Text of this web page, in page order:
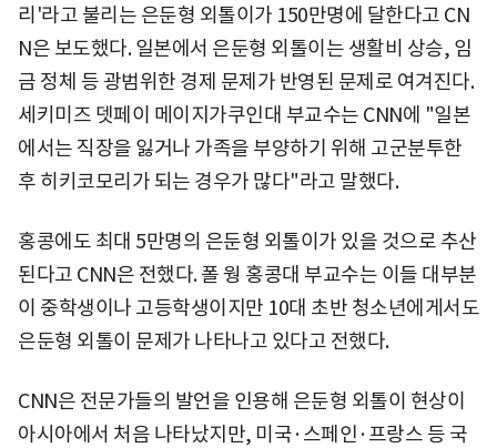
리'라고 불리는 은둔형 외톨이가 150만명에 달한다고 CN
N은 보도했다. 일본에서 은둔형 외톨이는 생활비 상승, 임
금 정체 등 광범위한 경제 문제가 반영된 문제로 여겨진다.
세키미즈 뎃페이 메이지가쿠인대 부교수는 CNN에 "일본
에서는 직장을 잃거나 가족을 부양하기 위해 고군분투한
후 히키코모리가 되는 경우가 많다"라고 말했다.
홍콩에도 최대 5만명의 은둔형 외톨이가 있을 것으로 추산
된다고 CNN은 전했다. 폴 웡 홍콩대 부교수는 이들 대부분
이 중학생이나 고등학생이지만 10대 초반 청소년에게서도
은둔형 외톨이 문제가 나타나고 있다고 전했다.
CNN은 전문가들의 발언을 인용해 은둔형 외톨이 현상이
아시아에서 처음 나타났지만, 미국·스페인·프랑스 등 국